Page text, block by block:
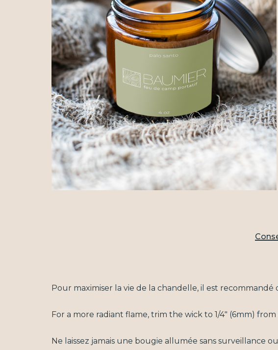
Pour maximiser la vie de la chandelle, il est
For a more radiant flame, trim the wick to 1/4" (6mm)
Ne laissez jamais une bougie allumée sans surveillance